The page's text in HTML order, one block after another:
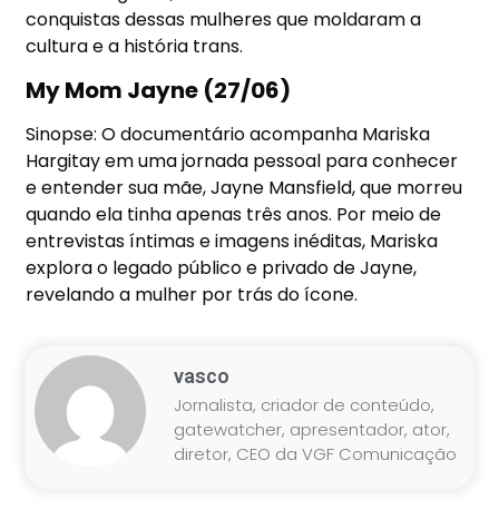
conquistas dessas mulheres que moldaram a
cultura e a história trans.
My Mom Jayne (27/06)
Sinopse: O documentário acompanha Mariska
Hargitay em uma jornada pessoal para conhecer
e entender sua mãe, Jayne Mansfield, que morreu
quando ela tinha apenas três anos. Por meio de
entrevistas íntimas e imagens inéditas, Mariska
explora o legado público e privado de Jayne,
revelando a mulher por trás do ícone.
vasco
Jornalista, criador de conteúdo,
gatewatcher, apresentador, ator,
diretor, CEO da VGF Comunicação